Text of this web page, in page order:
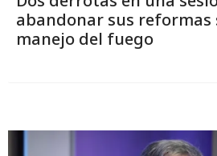
abandonar sus
manejo del fuego